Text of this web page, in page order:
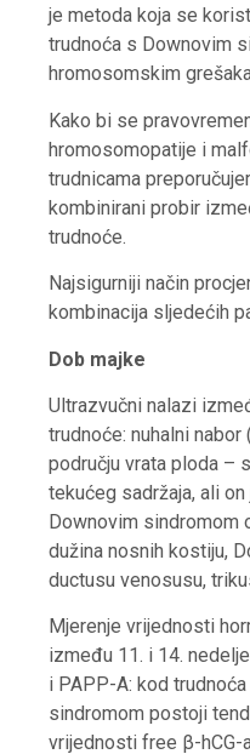
je metoda koja se
trudnoća s Downovim
hromosomskim
Kako bi se
hromosomopatije i
trudnicama
kombinirani probir
trudnoće.
Najsigurniji način
kombinacija sljedećih
Dob majke
Ultrazvučni nalazi
trudnoće: nuhalni
području vrata ploda –
tekućeg sadržaja, ali
Downovim sindromom
dužina nosnih kostiju,
ductusu venosusu,
Mjerenje vrijednosti
između 11. i 14.
i PAPP-A: kod
sindromom postoji
vrijednosti free β-hCG-